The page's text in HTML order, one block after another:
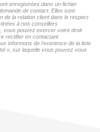
enregistrées dans un fichier
de contact. Elles sont
de la relation client dans le respect
à nos conseillers
vous pouvez exercer votre droit
rectifier en contactant
informons de l'existence de la liste
», sur laquelle vous pouvez vous